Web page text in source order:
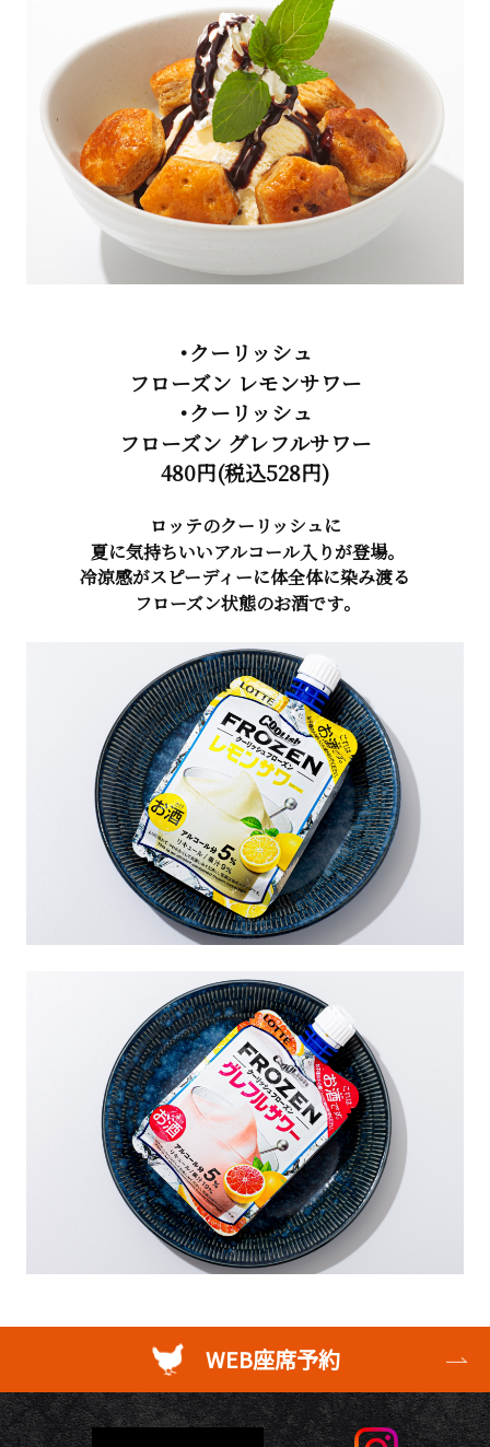
・クーリッシュ
フローズン レモンサワー
・クーリッシュ
フローズン グレフルサワー
480円(税込528円)
ロッテのクーリッシュに
夏に気持ちいいアルコール入りが登場。
冷涼感がスピーディーに体全体に染み渡る
フローズン状態のお酒です。
WEB座席予約